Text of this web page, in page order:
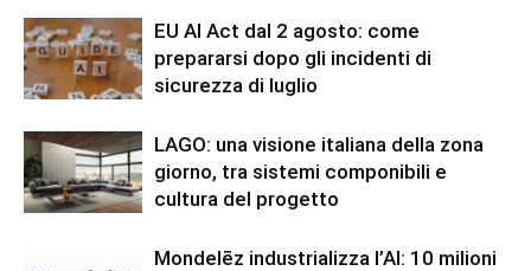
EU AI Act dal 2 agosto: come
prepararsi dopo gli incidenti di
sicurezza di luglio
LAGO: una visione italiana della zona
giorno, tra sistemi componibili e
cultura del progetto
Mondelēz industrializza l’AI: 10 milioni